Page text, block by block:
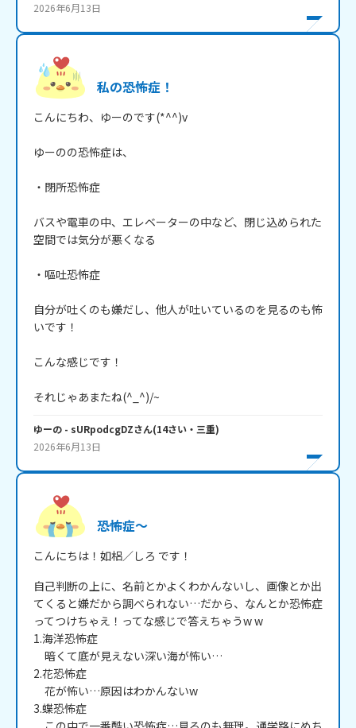
2026年6月13日
私の恐怖症！
こんにちわ、ゆーのです(*^^)v
ゆーのの恐怖症は、
・閉所恐怖症
バスや電車の中、エレベーターの中など、閉じ込められた
空間では気分が悪くなる
・嘔吐恐怖症
自分が吐くのも嫌だし、他人が吐いているのを見るのも怖
いです！
こんな感じです！
それじゃあまたね(^_^)/~
ゆーの - sURpodcgDZさん(14さい・ 三重)
2026年6月13日
恐怖症～
こんにちは！如梠／しろ です！
自己判断の上に、名前とかよくわかんないし、画像とか出
てくると嫌だから調べられない…だから、なんとか恐怖症
ってつけちゃえ！ってな感じで答えちゃうw w
1.海洋恐怖症
暗くて底が見えない深い海が怖い…
2.花恐怖症
花が怖い…原因はわかんないw
3.蝶恐怖症